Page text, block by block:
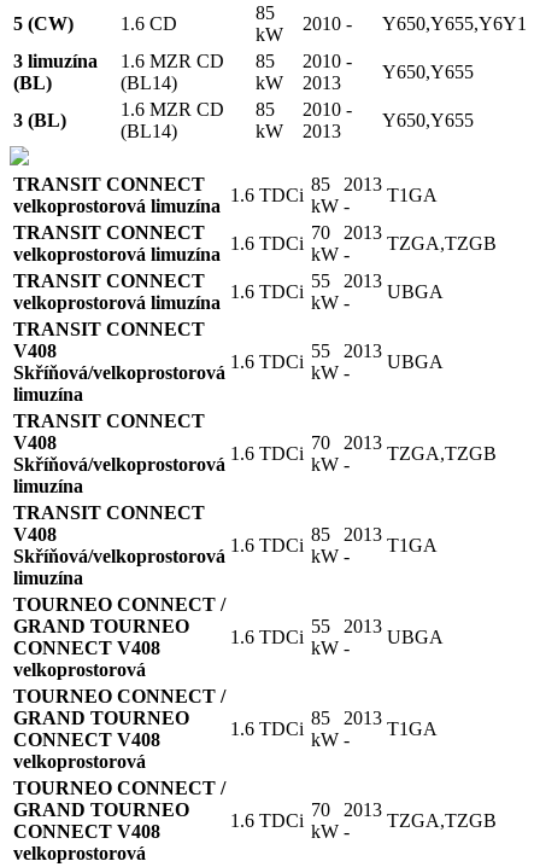
5 (CW) 1.6 CD
85
kW
2010 -
Y650,Y655,Y6Y1
3 limuzína
(BL)
1.6 MZR CD
(BL14)
85
kW
2010 -
2013
Y650,Y655
3 (BL)
1.6 MZR CD
(BL14)
85
kW
2010 -
2013
Y650,Y655
TRANSIT CONNECT
velkoprostorová limuzína
1.6 TDCi
85
kW
2013
-
T1GA
TRANSIT CONNECT
velkoprostorová limuzína
1.6 TDCi
70
kW
2013
-
TZGA,TZGB
TRANSIT CONNECT
velkoprostorová limuzína
1.6 TDCi
55
kW
2013
-
UBGA
TRANSIT CONNECT
V408
Skříňová/velkoprostorová
limuzína
1.6 TDCi
55
kW
2013
-
UBGA
TRANSIT CONNECT
V408
Skříňová/velkoprostorová
limuzína
1.6 TDCi
70
kW
2013
-
TZGA,TZGB
TRANSIT CONNECT
V408
Skříňová/velkoprostorová
limuzína
1.6 TDCi
85
kW
2013
-
T1GA
TOURNEO CONNECT /
GRAND TOURNEO
CONNECT V408
velkoprostorová
1.6 TDCi
55
kW
2013
-
UBGA
TOURNEO CONNECT /
GRAND TOURNEO
CONNECT V408
velkoprostorová
1.6 TDCi
85
kW
2013
-
T1GA
TOURNEO CONNECT /
GRAND TOURNEO
CONNECT V408
velkoprostorová
1.6 TDCi
70
kW
2013
-
TZGA,TZGB